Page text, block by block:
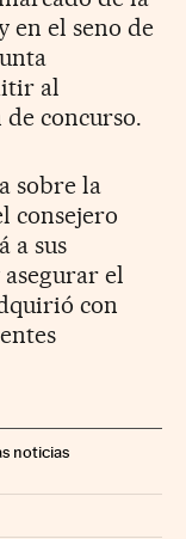
en el seno de
al
concurso.
sobre la
consejero
a sus
el
con
noticias